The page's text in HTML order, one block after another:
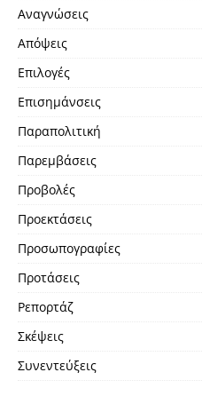
Αναγνώσεις
Απόψεις
Επιλογές
Επισημάνσεις
Παραπολιτική
Παρεμβάσεις
Προβολές
Προεκτάσεις
Προσωπογραφίες
Προτάσεις
Ρεπορτάζ
Σκέψεις
Συνεντεύξεις